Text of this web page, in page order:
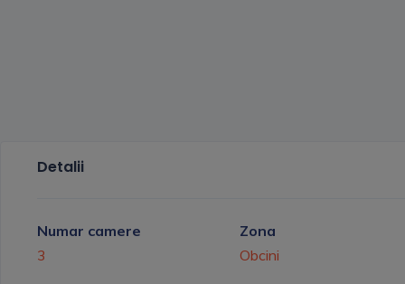
Detalii
Numar camere
3
Zona
Obcini